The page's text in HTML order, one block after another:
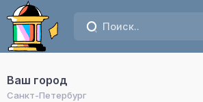
Ваш город
Санкт-Петербург